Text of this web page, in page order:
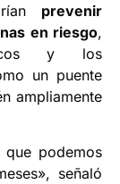
prevenir
en riesgo,
y los
un puente
ampliamente
podemos
señaló